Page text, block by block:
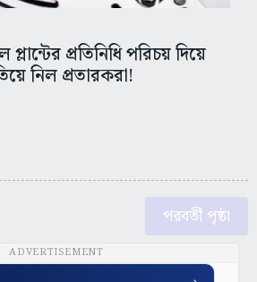
প্রতিনিধি পরিচয় দিয়ে
নিল প্রতারকরা!
পরবর্তী পৃষ্ঠা
ADVERTISEMENT